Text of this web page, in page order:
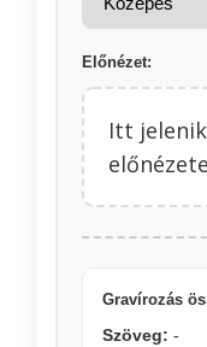
Előnézet:
Itt
Gravírozás
Szöveg: -